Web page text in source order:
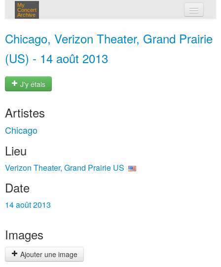
My
Concert
Archive
Chicago, Verizon Theater, Grand Prairie
(US) - 14 août 2013
J'y étais
Artistes
Chicago
Lieu
Verizon Theater, Grand Prairie US
Date
14 août 2013
Images
Ajouter une image